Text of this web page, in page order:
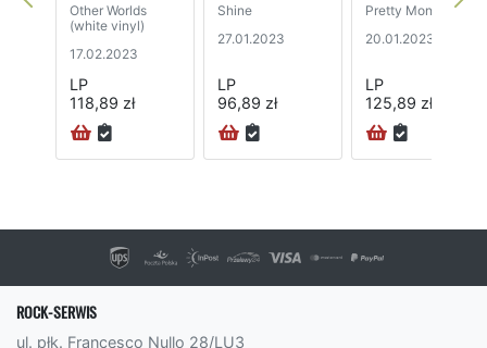
Other Worlds
(white vinyl)
17.02.2023
LP
118,89 zł
Shine
27.01.2023
LP
96,89 zł
Pretty Monster
20.01.2023
LP
125,89 zł
ROCK-SERWIS
ul. płk. Francesco Nullo 28/LU3